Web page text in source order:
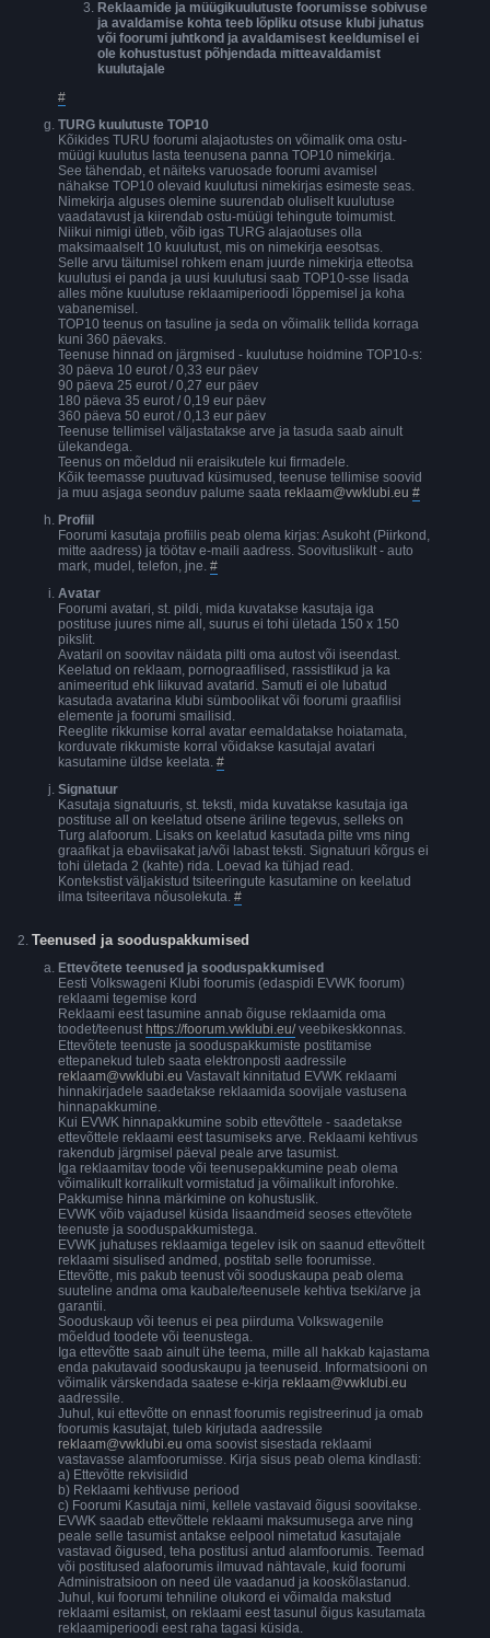
Reklaamide ja müügikuulutuste foorumisse sobivuse
ja avaldamise kohta teeb lõpliku otsuse klubi juhatus
või foorumi juhtkond ja avaldamisest keeldumisel ei
ole kohustustust põhjendada mitteavaldamist
kuulutajale
#
TURG kuulutuste TOP10
Kõikides TURU foorumi alajaotustes on võimalik oma ostu-
müügi kuulutus lasta teenusena panna TOP10 nimekirja.
See tähendab, et näiteks varuosade foorumi avamisel
nähakse TOP10 olevaid kuulutusi nimekirjas esimeste seas.
Nimekirja alguses olemine suurendab oluliselt kuulutuse
vaadatavust ja kiirendab ostu-müügi tehingute toimumist.
Niikui nimigi ütleb, võib igas TURG alajaotuses olla
maksimaalselt 10 kuulutust, mis on nimekirja eesotsas.
Selle arvu täitumisel rohkem enam juurde nimekirja etteotsa
kuulutusi ei panda ja uusi kuulutusi saab TOP10-sse lisada
alles mõne kuulutuse reklaamiperioodi lõppemisel ja koha
vabanemisel.
TOP10 teenus on tasuline ja seda on võimalik tellida korraga
kuni 360 päevaks.
Teenuse hinnad on järgmised - kuulutuse hoidmine TOP10-s:
30 päeva 10 eurot / 0,33 eur päev
90 päeva 25 eurot / 0,27 eur päev
180 päeva 35 eurot / 0,19 eur päev
360 päeva 50 eurot / 0,13 eur päev
Teenuse tellimisel väljastatakse arve ja tasuda saab ainult
ülekandega.
Teenus on mõeldud nii eraisikutele kui firmadele.
Kõik teemasse puutuvad küsimused, teenuse tellimise soovid
ja muu asjaga seonduv palume saata reklaam@vwklubi.eu #
Profiil
Foorumi kasutaja profiilis peab olema kirjas: Asukoht (Piirkond,
mitte aadress) ja töötav e-maili aadress. Soovituslikult - auto
mark, mudel, telefon, jne. #
Avatar
Foorumi avatari, st. pildi, mida kuvatakse kasutaja iga
postituse juures nime all, suurus ei tohi ületada 150 x 150
pikslit.
Avataril on soovitav näidata pilti oma autost või iseendast.
Keelatud on reklaam, pornograafilised, rassistlikud ja ka
animeeritud ehk liikuvad avatarid. Samuti ei ole lubatud
kasutada avatarina klubi sümboolikat või foorumi graafilisi
elemente ja foorumi smailisid.
Reeglite rikkumise korral avatar eemaldatakse hoiatamata,
korduvate rikkumiste korral võidakse kasutajal avatari
kasutamine üldse keelata. #
Signatuur
Kasutaja signatuuris, st. teksti, mida kuvatakse kasutaja iga
postituse all on keelatud otsene äriline tegevus, selleks on
Turg alafoorum. Lisaks on keelatud kasutada pilte vms ning
graafikat ja ebaviisakat ja/või labast teksti. Signatuuri kõrgus ei
tohi ületada 2 (kahte) rida. Loevad ka tühjad read.
Kontekstist väljakistud tsiteeringute kasutamine on keelatud
ilma tsiteeritava nõusolekuta. #
Teenused ja sooduspakkumised
Ettevõtete teenused ja sooduspakkumised
Eesti Volkswageni Klubi foorumis (edaspidi EVWK foorum)
reklaami tegemise kord
Reklaami eest tasumine annab õiguse reklaamida oma
toodet/teenust https://foorum.vwklubi.eu/veebikeskkonnas.
Ettevõtete teenuste ja sooduspakkumiste postitamise
ettepanekud tuleb saata elektronposti aadressile
reklaam@vwklubi.eu Vastavalt kinnitatud EVWK reklaami
hinnakirjadele saadetakse reklaamida soovijale vastusena
hinnapakkumine.
Kui EVWK hinnapakkumine sobib ettevõttele - saadetakse
ettevõttele reklaami eest tasumiseks arve. Reklaami kehtivus
rakendub järgmisel päeval peale arve tasumist.
Iga reklaamitav toode või teenusepakkumine peab olema
võimalikult korralikult vormistatud ja võimalikult inforohke.
Pakkumise hinna märkimine on kohustuslik.
EVWK võib vajadusel küsida lisaandmeid seoses ettevõtete
teenuste ja sooduspakkumistega.
EVWK juhatuses reklaamiga tegelev isik on saanud ettevõttelt
reklaami sisulised andmed, postitab selle foorumisse.
Ettevõtte, mis pakub teenust või sooduskaupa peab olema
suuteline andma oma kaubale/teenusele kehtiva tseki/arve ja
garantii.
Sooduskaup või teenus ei pea piirduma Volkswagenile
mõeldud toodete või teenustega.
Iga ettevõtte saab ainult ühe teema, mille all hakkab kajastama
enda pakutavaid sooduskaupu ja teenuseid. Informatsiooni on
võimalik värskendada saatese e-kirja reklaam@vwklubi.eu
aadressile.
Juhul, kui ettevõtte on ennast foorumis registreerinud ja omab
foorumis kasutajat, tuleb kirjutada aadressile
reklaam@vwklubi.eu oma soovist sisestada reklaami
vastavasse alamfoorumisse. Kirja sisus peab olema kindlasti:
a) Ettevõtte rekvisiidid
b) Reklaami kehtivuse periood
c) Foorumi Kasutaja nimi, kellele vastavaid õigusi soovitakse.
EVWK saadab ettevõttele reklaami maksumusega arve ning
peale selle tasumist antakse eelpool nimetatud kasutajale
vastavad õigused, teha postitusi antud alamfoorumis. Teemad
või postitused alafoorumis ilmuvad nähtavale, kuid foorumi
Administratsioon on need üle vaadanud ja kooskõlastanud.
Juhul, kui foorumi tehniline olukord ei võimalda makstud
reklaami esitamist, on reklaami eest tasunul õigus kasutamata
reklaamiperioodi eest raha tagasi küsida.